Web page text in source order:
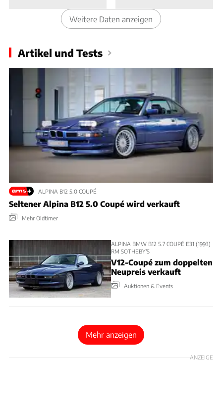
Weitere Daten anzeigen
Artikel und Tests
ALPINA B12 5.0 COUPÉ
Seltener Alpina B12 5.0 Coupé wird verkauft
Mehr Oldtimer
ALPINA BMW B12 5.7 COUPÉ E31 (1993)
RM SOTHEBY'S
V12-Coupé zum doppelten
Neupreis verkauft
Auktionen & Events
Mehr anzeigen
ANZEIGE